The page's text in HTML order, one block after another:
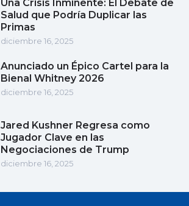
Una Crisis Inminente: El Debate de
Salud que Podría Duplicar las
Primas
diciembre 16, 2025
Anunciado un Épico Cartel para la
Bienal Whitney 2026
diciembre 16, 2025
Jared Kushner Regresa como
Jugador Clave en las
Negociaciones de Trump
diciembre 16, 2025